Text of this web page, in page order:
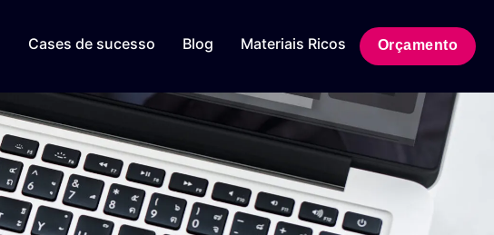
Cases de sucesso Blog Materiais Ricos Orçamento